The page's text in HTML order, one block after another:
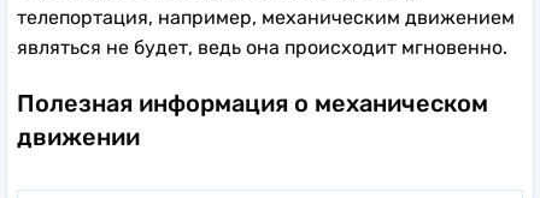
телепортация, например, механическим движением
являться не будет, ведь она происходит мгновенно.
Полезная информация о механическом
движении